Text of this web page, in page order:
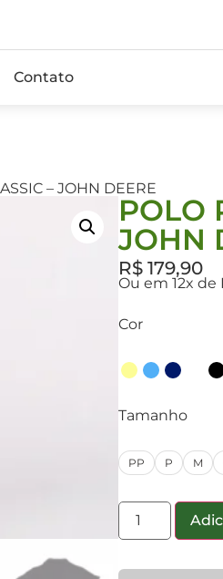
Contato
– JOHN DEERE
POLO
JOHN
R$ 179,90
Ou em 12x de
Cor
Tamanho
PP P M